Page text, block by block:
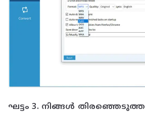
ഘട്ടം 3. നിങ്ങൾ തിരഞ്ഞെടുത്ത